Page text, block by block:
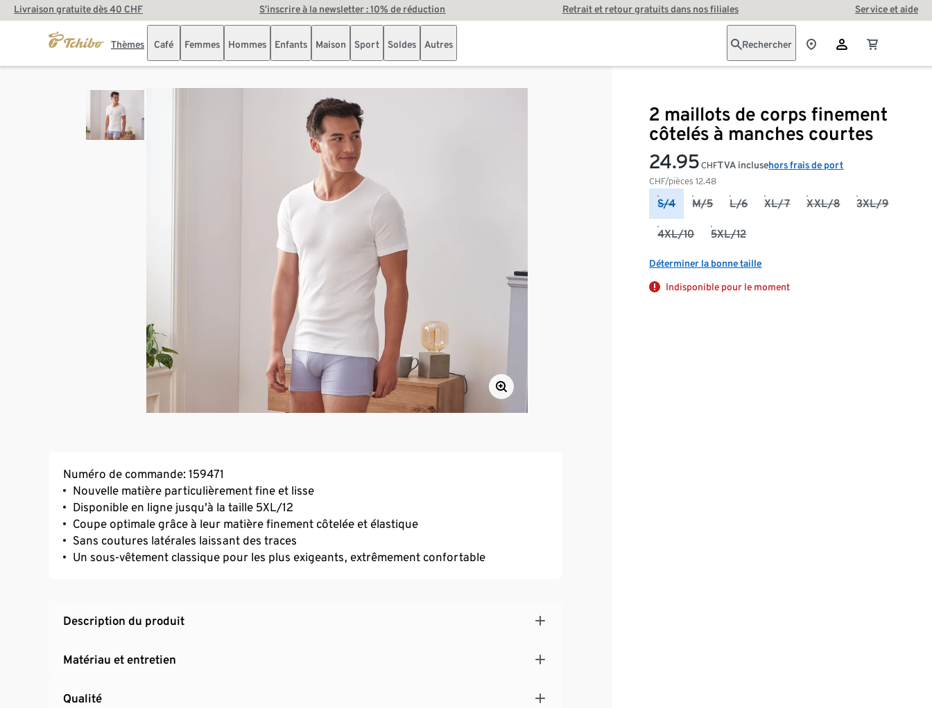
Livraison gratuite dès 40 CHF S’inscrire à la newsletter : 10% de réduction Retrait et retour gratuits dans nos filiales Service et aide
Thèmes Café Femmes Hommes Enfants Maison Sport Soldes Autres Rechercher
2 maillots de corps finement
côtelés à manches courtes
24.95 CHF
CHF/pièces12.48
TVA inclusehors frais de port
S/4 M/5 L/6 XL/7 XXL/8 3XL/9
4XL/10 5XL/12
Déterminer la bonne taille
Indisponible pour le moment
Numéro de commande: 159471
Nouvelle matière particulièrement fine et lisse
Disponible en ligne jusqu'à la taille 5XL/12
Coupe optimale grâce à leur matière finement côtelée et élastique
Sans coutures latérales laissant des traces
Un sous-vêtement classique pour les plus exigeants, extrêmement confortable
Description du produit
Matériau et entretien
Qualité